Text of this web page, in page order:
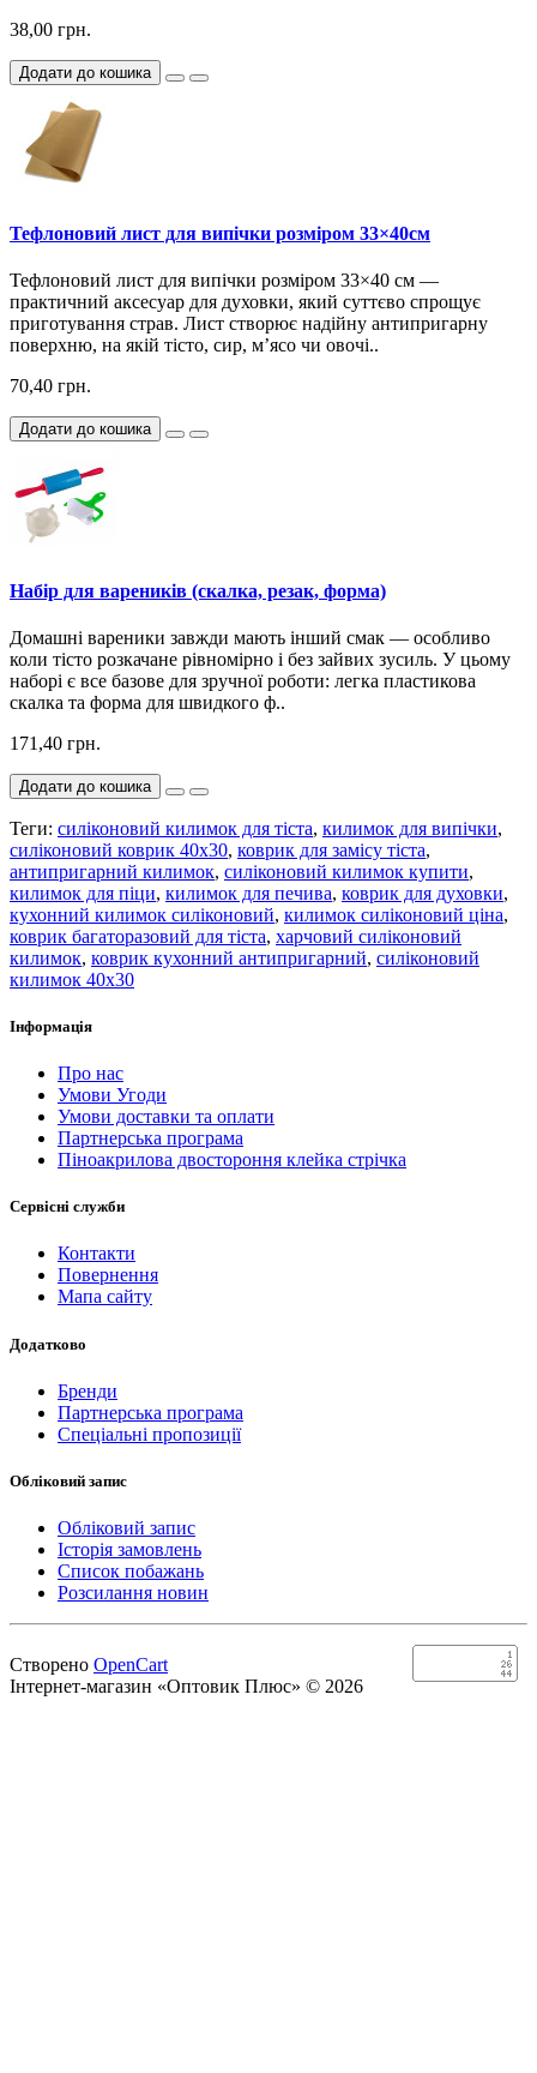
38,00 грн.
Додати до кошика
Тефлоновий лист для випічки розміром 33×40см
Тефлоновий лист для випічки розміром 33×40 см —
практичний аксесуар для духовки, який суттєво спрощує
приготування страв. Лист створює надійну антипригарну
поверхню, на якій тісто, сир, м’ясо чи овочі..
70,40 грн.
Додати до кошика
Набір для вареників (скалка, резак, форма)
Домашні вареники завжди мають інший смак — особливо
коли тісто розкачане рівномірно і без зайвих зусиль. У цьому
наборі є все базове для зручної роботи: легка пластикова
скалка та форма для швидкого ф..
171,40 грн.
Додати до кошика
Теги: силіконовий килимок для тіста, килимок для випічки,
силіконовий коврик 40х30, коврик для замісу тіста,
антипригарний килимок, силіконовий килимок купити,
килимок для піци, килимок для печива, коврик для духовки,
кухонний килимок силіконовий, килимок силіконовий ціна,
коврик багаторазовий для тіста, харчовий силіконовий
килимок, коврик кухонний антипригарний, силіконовий
килимок 40х30
Інформація
Про нас
Умови Угоди
Умови доставки та оплати
Партнерська програма
Піноакрилова двостороння клейка стрічка
Сервісні служби
Контакти
Повернення
Мапа сайту
Додатково
Бренди
Партнерська програма
Спеціальні пропозиції
Обліковий запис
Обліковий запис
Історія замовлень
Список побажань
Розсилання новин
Створено OpenCart
Інтернет-магазин «Оптовик Плюс» © 2026